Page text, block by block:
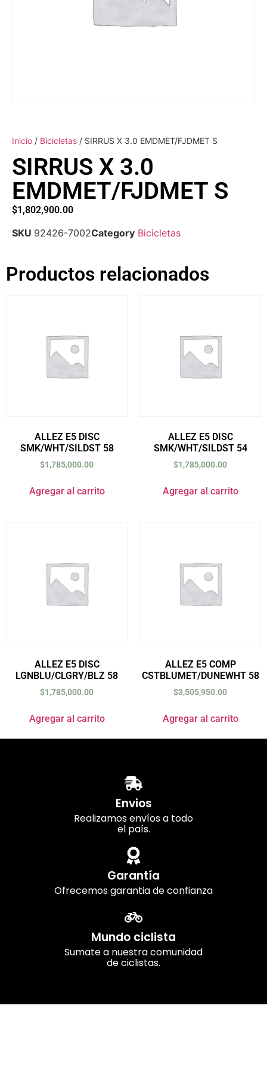
Inicio / Bicicletas / SIRRUS X 3.0 EMDMET/FJDMET S
SIRRUS X 3.0
EMDMET/FJDMET S
$1,802,900.00
SKU 92426-7002Category Bicicletas
Productos relacionados
ALLEZ E5 DISC
SMK/WHT/SILDST 58
$1,785,000.00
Agregar al carrito
ALLEZ E5 DISC
SMK/WHT/SILDST 54
$1,785,000.00
Agregar al carrito
ALLEZ E5 DISC
LGNBLU/CLGRY/BLZ 58
$1,785,000.00
Agregar al carrito
ALLEZ E5 COMP
CSTBLUMET/DUNEWHT 58
$3,505,950.00
Agregar al carrito
Envios
Realizamos envíos a todo
el país.
Garantía
Ofrecemos garantia de confianza
Mundo ciclista
Sumate a nuestra comunidad
de ciclistas.